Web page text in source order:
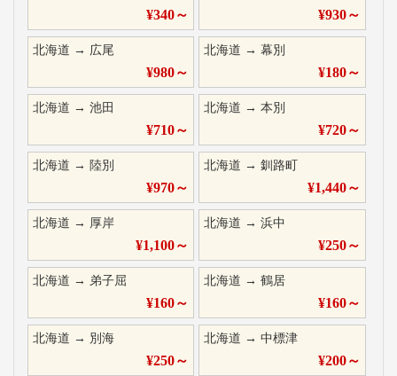
¥340～ ¥930～
北海道 → 広尾
¥980～
北海道 →幕別
¥180～
北海道 → 池田
¥710～
北海道 →本別
¥720～
北海道 → 陸別
¥970～
北海道 →釧路町
¥1,440～
北海道 → 厚岸
¥1,100～
北海道 →浜中
¥250～
北海道 → 弟子屈
¥160～
北海道 →鶴居
¥160～
北海道 → 別海
¥250～
北海道 →中標津
¥200～